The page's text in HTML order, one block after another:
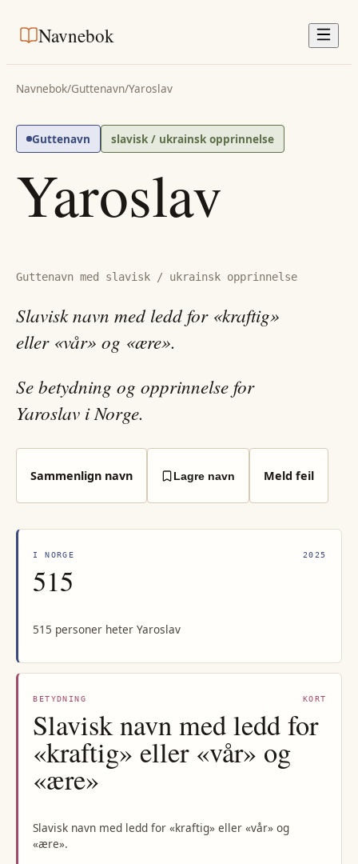
Navnebok
Navnebok/Guttenavn/Yaroslav
Guttenavn slavisk / ukrainsk opprinnelse
Yaroslav
Guttenavn med slavisk / ukrainsk opprinnelse
Slavisk navn med ledd for «kraftig»
eller «vår» og «ære».
Se betydning og opprinnelse for
Yaroslav i Norge.
Sammenlign navn Lagre navn Meld feil
I NORGE 2025
515
515 personer heter Yaroslav
BETYDNING KORT
Slavisk navn med ledd for
«kraftig» eller «vår» og
«ære»
Slavisk navn med ledd for «kraftig» eller «vår» og
«ære».